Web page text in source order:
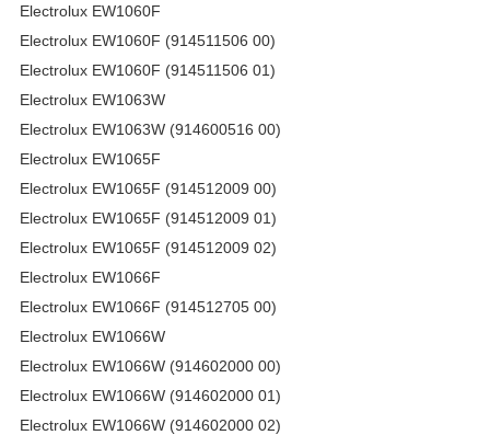
Electrolux EW1060F
Electrolux EW1060F (914511506 00)
Electrolux EW1060F (914511506 01)
Electrolux EW1063W
Electrolux EW1063W (914600516 00)
Electrolux EW1065F
Electrolux EW1065F (914512009 00)
Electrolux EW1065F (914512009 01)
Electrolux EW1065F (914512009 02)
Electrolux EW1066F
Electrolux EW1066F (914512705 00)
Electrolux EW1066W
Electrolux EW1066W (914602000 00)
Electrolux EW1066W (914602000 01)
Electrolux EW1066W (914602000 02)